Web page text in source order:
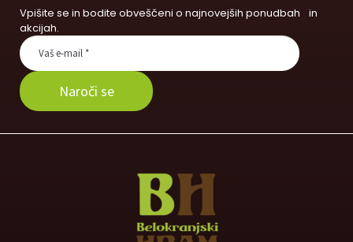
Vpišite se in bodite obveščeni o najnovejših ponudbah in
akcijah.